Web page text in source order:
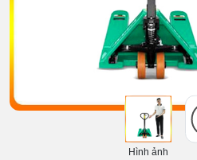
Hình ảnh